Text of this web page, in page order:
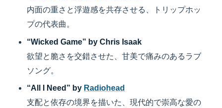
内面の重さと浮遊感を共存させる、トリップホッ
プの代表曲。
“Wicked Game” by Chris Isaak
欲望と脆さを交錯させた、甘美で痛みのあるラブ
ソング。
“All I Need” by Radiohead
支配と依存の境界を描いた、現代的で崇高な愛の